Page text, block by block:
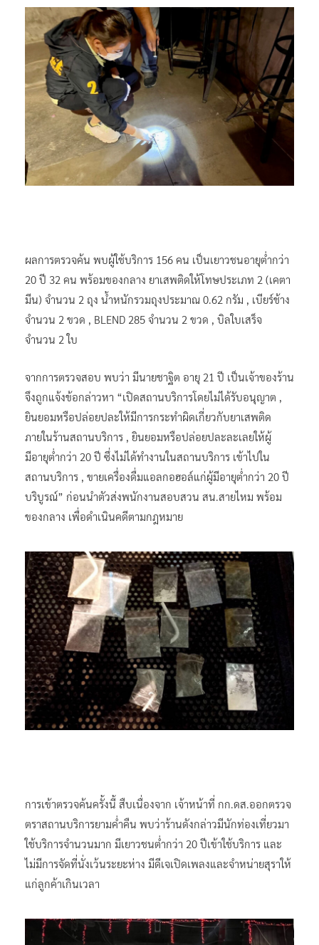
ผลการตรวจค้น พบผู้ใช้บริการ 156 คน เป็นเยาวชนอายุต่ำกว่า
20 ปี 32 คน พร้อมของกลาง ยาเสพติดให้โทษประเภท 2 (เคตา
มีน) จำนวน 2 ถุง น้ำหนักรวมถุงประมาณ 0.62 กรัม , เบียร์ช้าง
จำนวน 2 ขวด , BLEND 285 จำนวน 2 ขวด , บิลใบเสร็จ
จำนวน 2 ใบ
จากการตรวจสอบ พบว่า มีนายชาฐิต อายุ 21 ปี เป็นเจ้าของร้าน
จึงถูกแจ้งข้อกล่าวหา “เปิดสถานบริการโดยไม่ได้รับอนุญาต ,
ยินยอมหรือปล่อยปละให้มีการกระทำผิดเกี่ยวกับยาเสพติด
ภายในร้านสถานบริการ , ยินยอมหรือปล่อยปละละเลยให้ผู้
มีอายุต่ำกว่า 20 ปี ซึ่งไม่ได้ทำงานในสถานบริการ เข้าไปใน
สถานบริการ , ขายเครื่องดื่มแอลกอฮอล์แก่ผู้มีอายุต่ำกว่า 20 ปี
บริบูรณ์” ก่อนนำตัวส่งพนักงานสอบสวน สน.สายไหม พร้อม
ของกลาง เพื่อดำเนินคดีตามกฎหมาย
การเข้าตรวจค้นครั้งนี้ สืบเนื่องจาก เจ้าหน้าที่ กก.ดส.ออกตรวจ
ตราสถานบริการยามค่ำคืน พบว่าร้านดังกล่าวมีนักท่องเที่ยวมา
ใช้บริการจำนวนมาก มีเยาวชนต่ำกว่า 20 ปีเข้าใช้บริการ และ
ไม่มีการจัดที่นั่งเว้นระยะห่าง มีดีเจเปิดเพลงและจำหน่ายสุราให้
แก่ลูกค้าเกินเวลา